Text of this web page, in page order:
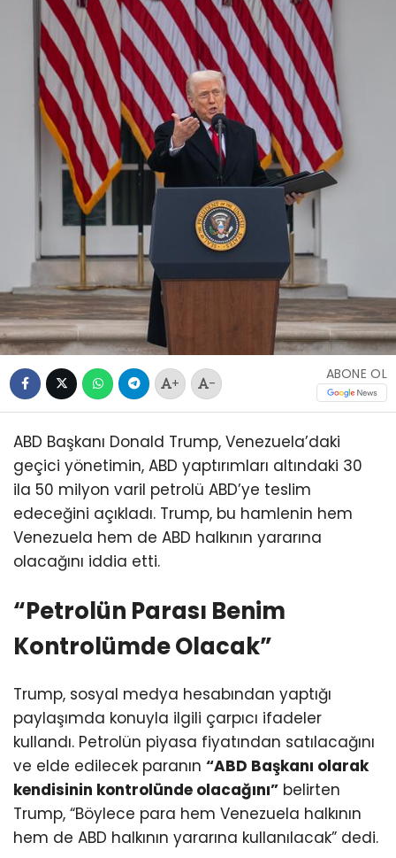
+ -
ABONE OL
ABD Başkanı Donald Trump, Venezuela’daki
geçici yönetimin, ABD yaptırımları altındaki 30
ila 50 milyon varil petrolü ABD’ye teslim
edeceğini açıkladı. Trump, bu hamlenin hem
Venezuela hem de ABD halkının yararına
olacağını iddia etti.
“Petrolün Parası Benim
Kontrolümde Olacak”
Trump, sosyal medya hesabından yaptığı
paylaşımda konuyla ilgili çarpıcı ifadeler
kullandı. Petrolün piyasa fiyatından satılacağını
ve elde edilecek paranın “ABD Başkanı olarak
kendisinin kontrolünde olacağını” belirten
Trump, “Böylece para hem Venezuela halkının
hem de ABD halkının yararına kullanılacak” dedi.